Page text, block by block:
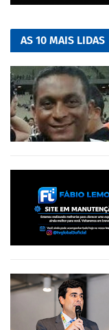
AS 10 MAIS LIDAS